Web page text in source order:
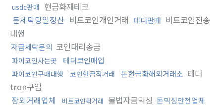
usdc판매 현금화재테크
돈세탁당일정산 비트코인개인거래 테더판매 비트코인전송
대행
자금세탁문의 코인대리송금
파이코인사는곳 테더코인매입
파이코인구매대행 코인현금직거래 돈현금화해외거래소 테더
tron구입
장외거래업체
비트코인퀵거래 불법자금믹싱 돈믹싱안전업체